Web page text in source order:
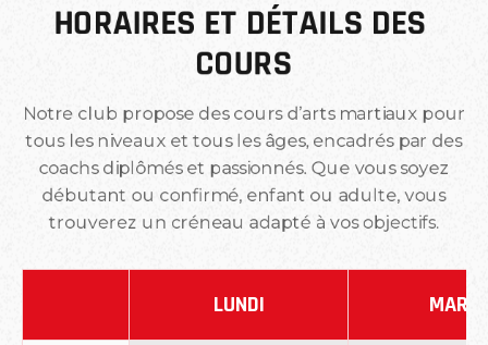
HORAIRES ET DÉTAILS DES
COURS
Notre club propose des cours d’arts martiaux pour
tous les niveaux et tous les âges, encadrés par des
coachs diplômés et passionnés. Que vous soyez
débutant ou confirmé, enfant ou adulte, vous
trouverez un créneau adapté à vos objectifs.
LUNDI MARDI